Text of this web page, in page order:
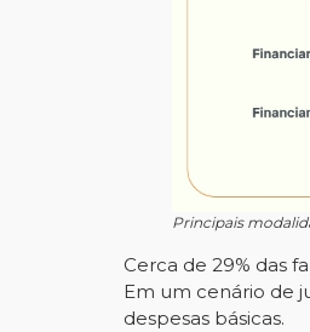
Principais
Cerca de 29% das
Em um cenário de
despesas básicas.